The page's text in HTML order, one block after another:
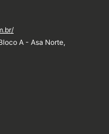
A - Asa Norte,